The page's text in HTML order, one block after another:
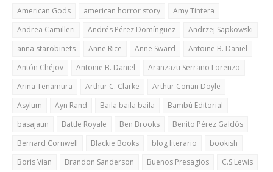
American Gods
american horror story
Amy Tintera
Andrea Camilleri
Andrés Pérez Domínguez
Andrzej Sapkowski
anna starobinets
Anne Rice Anne Sward
Antoine B. Daniel
Antón Chéjov
Antonie B. Daniel
Aranzazu Serrano Lorenzo
Arina Tenamura
Arthur C. Clarke
Arthur Conan Doyle
Asylum
Ayn Rand Baila baila baila
Bambú Editorial
basajaun
Battle Royale Ben Brooks
Benito Pérez Galdós
Bernard Cornwell
Blackie Books blog literario
bookish
Boris Vian
Brandon Sanderson Buenos Presagios
C.S.Lewis